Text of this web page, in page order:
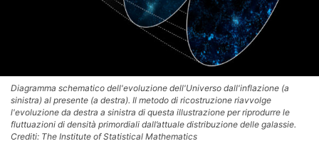
Diagramma schematico dell'evoluzione dell'Universo dall'inflazione (a
sinistra) al presente (a destra). Il metodo di ricostruzione riavvolge
l'evoluzione da destra a sinistra di questa illustrazione per riprodurre le
fluttuazioni di densità primordiali dall’attuale distribuzione delle galassie.
Crediti: The Institute of Statistical Mathematics